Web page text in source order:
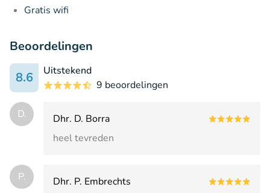
Gratis wifi
Beoordelingen
8.6
Uitstekend
9 beoordelingen
D.
Dhr. D. Borra
heel tevreden
P.
Dhr. P. Embrechts